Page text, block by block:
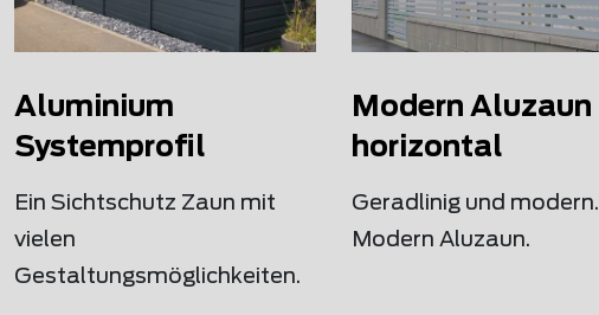
Aluminium
Systemprofil
Ein Sichtschutz Zaun mit
vielen
Gestaltungsmöglichkeiten.
Modern Aluzaun
horizontal
Geradlinig und
Modern Aluzaun.